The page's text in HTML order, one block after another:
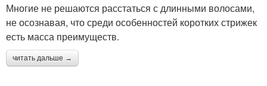
Многие не решаются расстаться с длинными волосами,
не осознавая, что среди особенностей коротких стрижек
есть масса преимуществ.
читать дальше →